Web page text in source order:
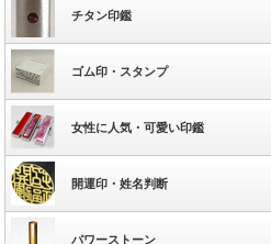
チタン印鑑
ゴム印・スタンプ
女性に人気・可愛い印鑑
開運印・姓名判断
パワーストーン